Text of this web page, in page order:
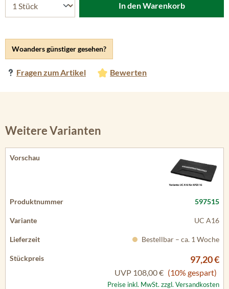
Woanders günstiger gesehen?
Fragen zum Artikel Bewerten
In den Warenkorb
Weitere Varianten
597515
UC A16
Bestellbar – ca. 1 Woche
97,20 €
UVP 108,00 € (10% gespart)
Preise inkl. MwSt. zzgl. Versandkosten